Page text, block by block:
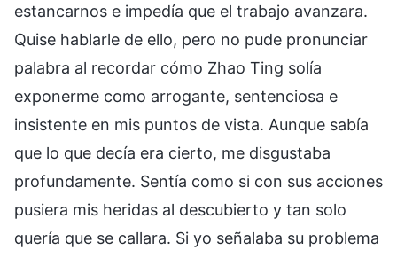
estancarnos e impedía que el trabajo avanzara.
Quise hablarle de ello, pero no pude pronunciar
palabra al recordar cómo Zhao Ting solía
exponerme como arrogante, sentenciosa e
insistente en mis puntos de vista. Aunque sabía
que lo que decía era cierto, me disgustaba
profundamente. Sentía como si con sus acciones
pusiera mis heridas al descubierto y tan solo
quería que se callara. Si yo señalaba su problema